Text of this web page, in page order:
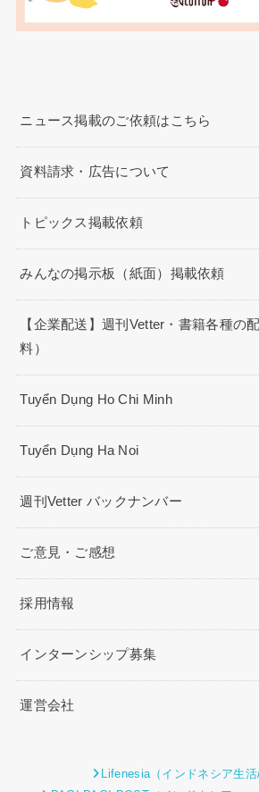
ニュース掲載のご依頼はこちら
資料請求・広告について
トピックス掲載依頼
みんなの掲示板（紙面）掲載依頼
【企業配送】週刊Vetter・書籍各種の
料）
Tuyển Dụng Ho Chi Minh
Tuyển Dụng Ha Noi
週刊Vetter バックナンバー
ご意見・ご感想
採用情報
インターンシップ募集
運営会社
Lifenesia（インドネシア生活/